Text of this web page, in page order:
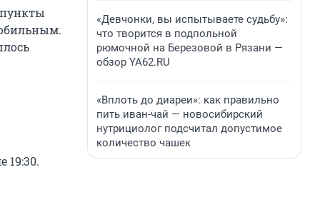
пункты
19:30.
«Девчонки, вы испытываете судьбу»:
что творится в подпольной
рюмочной на Березовой в Рязани —
обзор YA62.RU
«Вплоть до диареи»: как правильно
пить иван-чай — новосибирский
нутрициолог подсчитал допустимое
количество чашек